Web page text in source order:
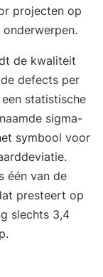
projecten op
de kwaliteit
defects per
statistische
sigma-
symbool voor
één van de
presteert op
slechts 3,4